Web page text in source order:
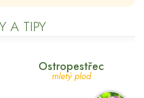
A TIPY
Ostropestřec
mletý plod